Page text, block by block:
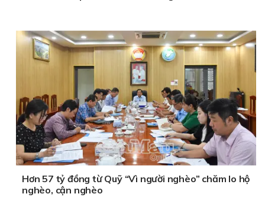
Hơn 57 tỷ đồng từ Quỹ “Vì người nghèo” chăm lo hộ
nghèo, cận nghèo